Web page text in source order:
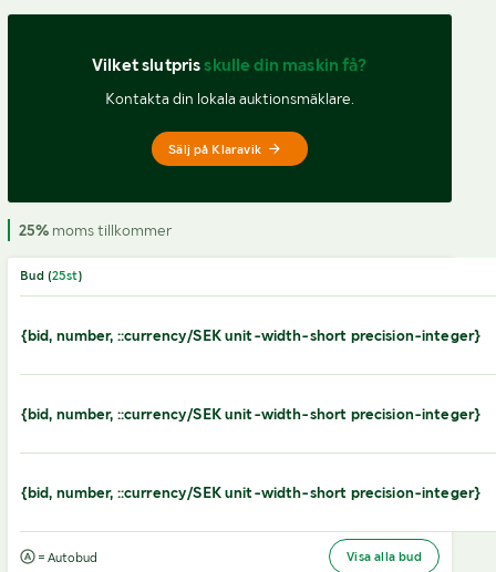
Vilket slutpris skulle din maskin få?
Kontakta din lokala auktionsmäklare.
Sälj på Klaravik
25%moms tillkommer
Bud (25st)
{bid, number, ::currency/SEK unit-width-short precision-integer}
{bid, number, ::currency/SEK unit-width-short precision-integer}
{bid, number, ::currency/SEK unit-width-short precision-integer}
= Autobud Visa alla bud